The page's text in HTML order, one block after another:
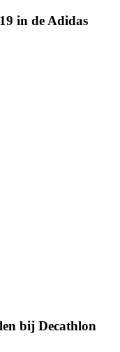
in de Adidas
bij Decathlon